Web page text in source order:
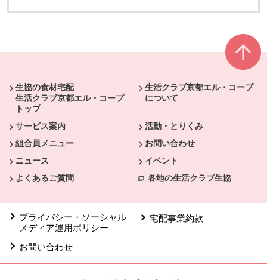
生協の食材宅配
生活クラブ京都エル・コープ
トップ
生活クラブ京都エル・コープ
について
サービス案内
活動・とりくみ
組合員メニュー
お問い合わせ
ニュース
イベント
よくあるご質問
各地の生活クラブ生協
プライバシー・ソーシャル
メディア運用ポリシー
宅配事業約款
お問い合わせ